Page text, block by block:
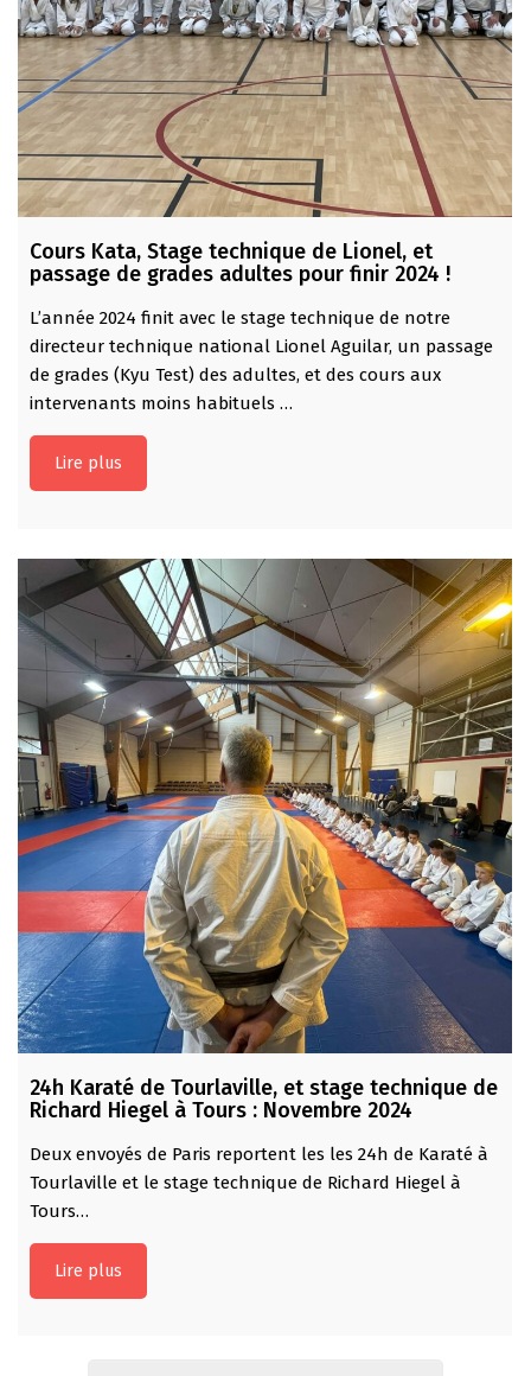
Cours Kata, Stage technique de Lionel, et
passage de grades adultes pour finir 2024 !
L’année 2024 finit avec le stage technique de notre
directeur technique national Lionel Aguilar, un passage
de grades (Kyu Test) des adultes, et des cours aux
intervenants moins habituels …
Lire plus
24h Karaté de Tourlaville, et stage technique de
Richard Hiegel à Tours : Novembre 2024
Deux envoyés de Paris reportent les les 24h de Karaté à
Tourlaville et le stage technique de Richard Hiegel à
Tours…
Lire plus